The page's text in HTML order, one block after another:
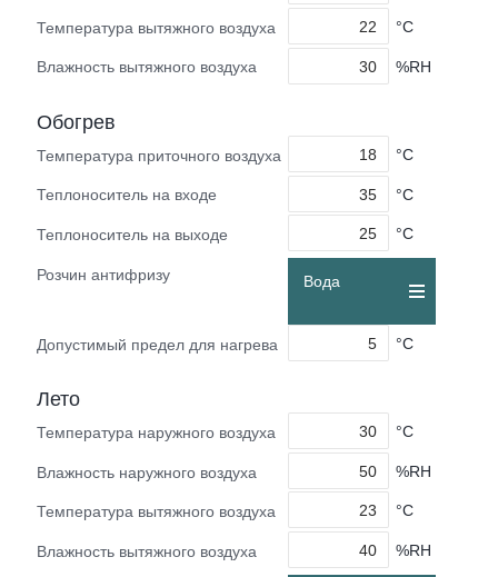
Температура вытяжного воздуха °C
Влажность вытяжного воздуха %RH
Обогрев
Температура приточного воздуха °C
Теплоноситель на входе °C
Теплоноситель на выходе °C
Розчин антифризу Вода
Допустимый предел для нагрева °C
Лето
Температура наружного воздуха °C
Влажность наружного воздуха %RH
Температура вытяжного воздуха °C
Влажность вытяжного воздуха %RH